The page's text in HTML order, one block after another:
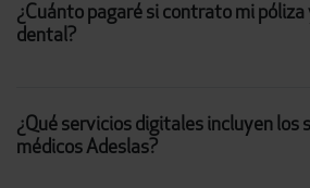
¿Cuánto pagaré si contrato mi póliza
dental?
¿Qué servicios digitales incluyen los
médicos Adeslas?